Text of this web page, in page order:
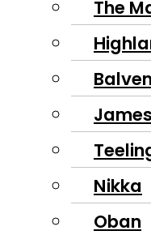
The
Nikka
Oban